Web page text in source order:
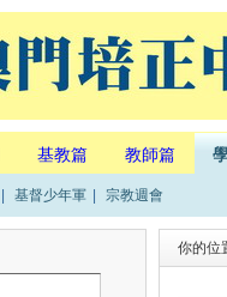
基教篇 教師篇
基督少年軍 宗教週會
你的位